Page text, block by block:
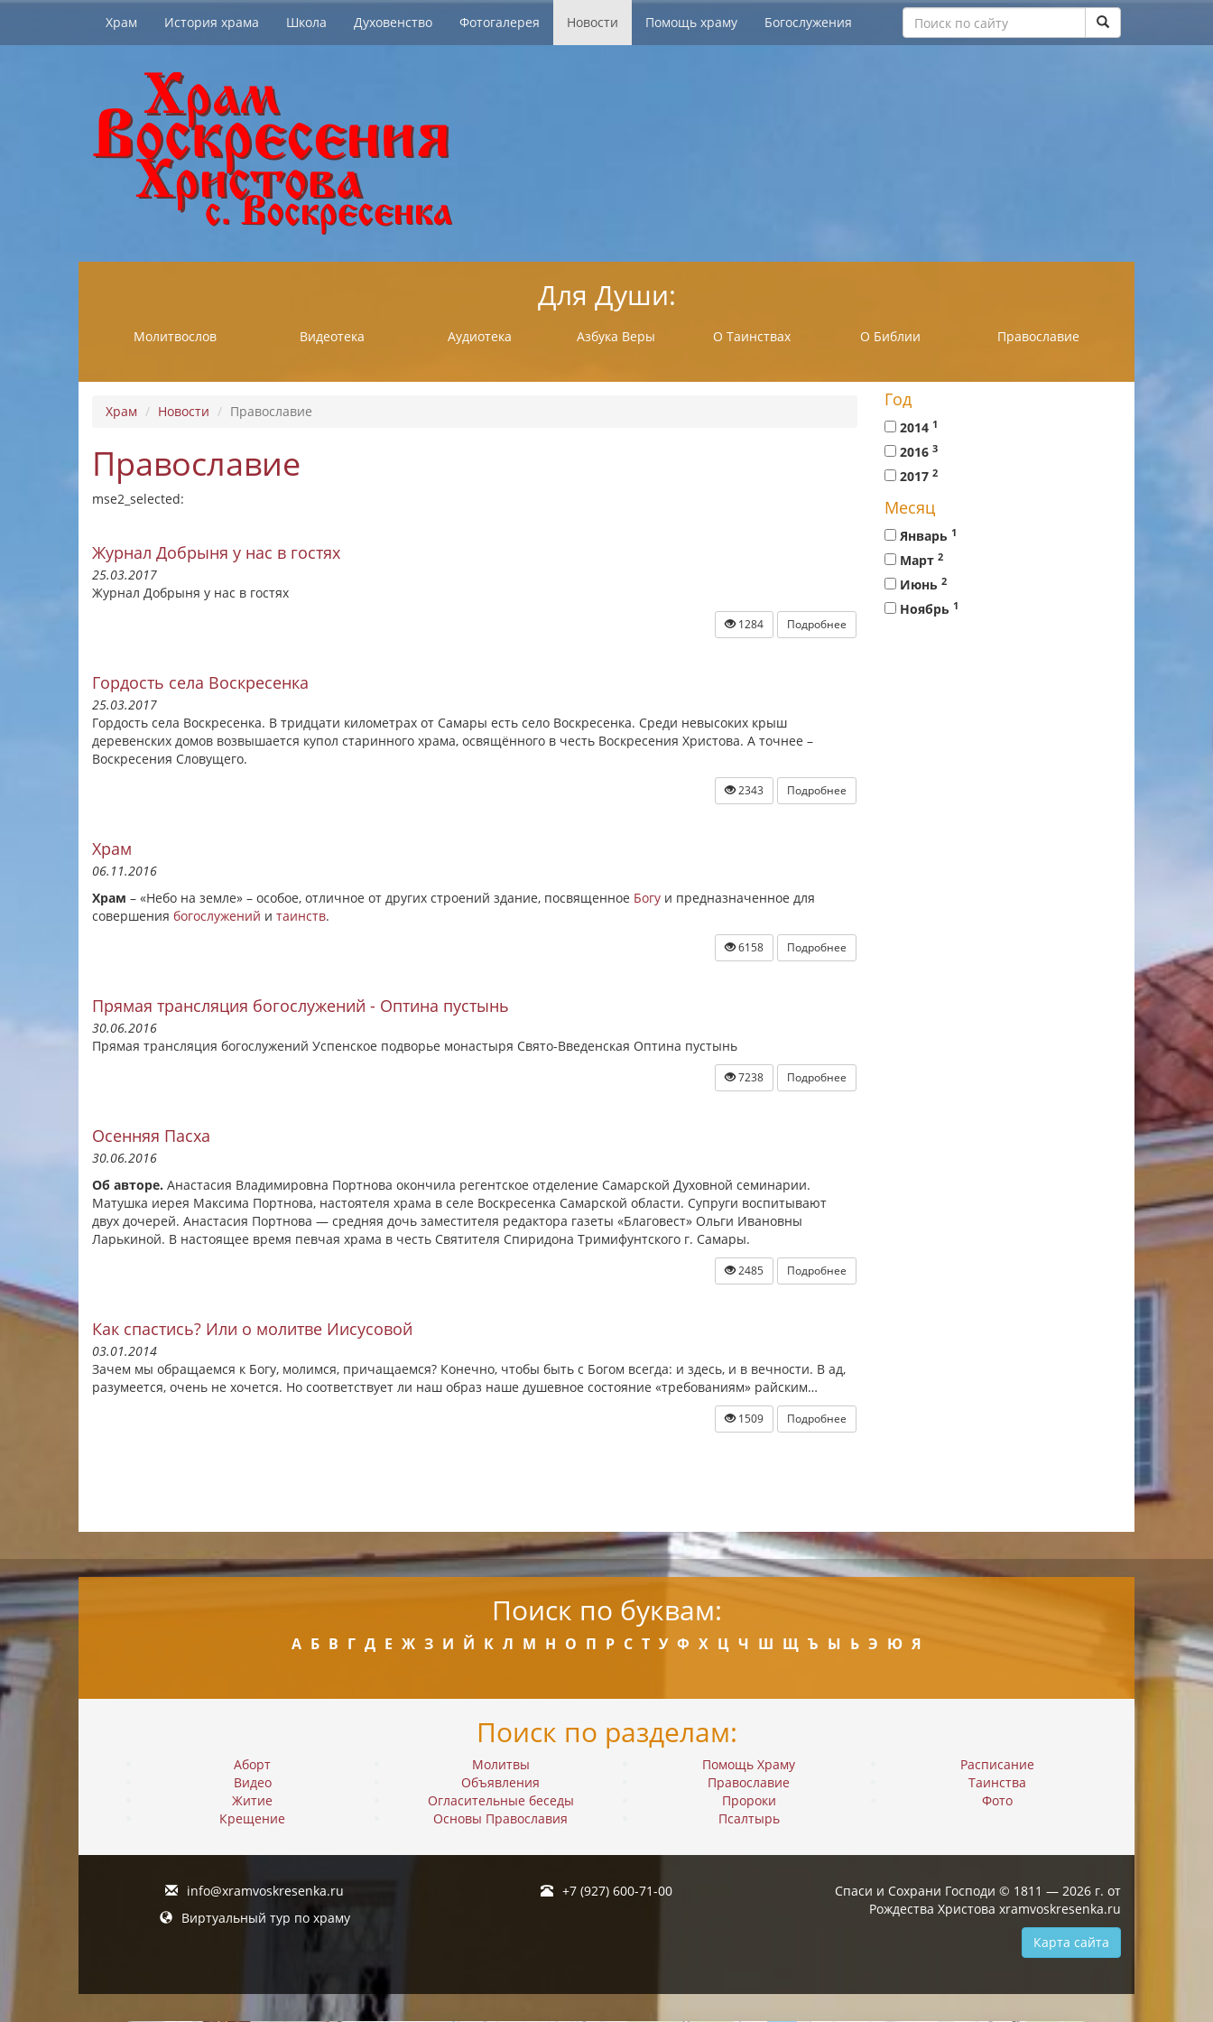
Храм История храма Школа Духовенство Фотогалерея Новости Помощь храму Богослужения
Для Души:
Молитвослов Видеотека Аудиотека Азбука Веры О Таинствах О Библии Православие
Храм Новости Православие
Православие
mse2_selected:
Журнал Добрыня у нас в гостях
25.03.2017
Журнал Добрыня у нас в гостях
1284 Подробнее
Гордость села Воскресенка
25.03.2017
Гордость села Воскресенка. В тридцати километрах от Самары есть село Воскресенка. Среди невысоких крыш
деревенских домов возвышается купол старинного храма, освящённого в честь Воскресения Христова. А точнее –
Воскресения Словущего.
2343 Подробнее
Храм
06.11.2016
Храм – «Небо на земле» – особое, отличное от других строений здание, посвященное Богу и предназначенное для
совершения богослужений и таинств.
6158 Подробнее
Прямая трансляция богослужений - Оптина пустынь
30.06.2016
Прямая трансляция богослужений Успенское подворье монастыря Свято-Введенская Оптина пустынь
7238 Подробнее
Осенняя Пасха
30.06.2016
Об авторе. Анастасия Владимировна Портнова окончила регентское отделение Самарской Духовной семинарии.
Матушка иерея Максима Портнова, настоятеля храма в селе Воскресенка Самарской области. Супруги воспитывают
двух дочерей. Анастасия Портнова — средняя дочь заместителя редактора газеты «Благовест» Ольги Ивановны
Ларькиной. В настоящее время певчая храма в честь Святителя Спиридона Тримифунтского г. Самары.
2485 Подробнее
Как спастись? Или о молитве Иисусовой
03.01.2014
Зачем мы обращаемся к Богу, молимся, причащаемся? Конечно, чтобы быть с Богом всегда: и здесь, и в вечности. В ад,
разумеется, очень не хочется. Но соответствует ли наш образ наше душевное состояние «требованиям» райским…
1509 Подробнее
Год
2014 1
2016 3
2017 2
Месяц
Январь 1
Март 2
Июнь 2
Ноябрь 1
Поиск по буквам:
А Б В Г Д Е Ж З И Й К Л М Н О П Р С Т У Ф Х Ц Ч Ш Щ Ъ Ы Ь Э Ю Я
Поиск по разделам:
Аборт
Видео
Житие
Крещение
Молитвы
Объявления
Огласительные беседы
Основы Православия
Помощь Храму
Православие
Пророки
Псалтырь
Расписание
Таинства
Фото
info@xramvoskresenka.ru
Виртуальный тур по храму
+7 (927) 600-71-00
Спаси и Сохрани Господи © 1811 — 2026 г. от
Рождества Христова xramvoskresenka.ru
Карта сайта